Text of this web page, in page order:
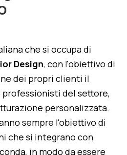
che si occupa di
Design, con l'obiettivo di
dei propri clienti il
del settore,
personalizzata.
sempre l'obiettivo di
che si integrano con
in modo da essere